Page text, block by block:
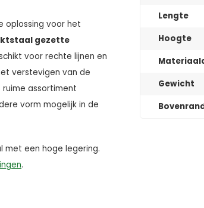
oplossing voor het
gezette
voor rechte lijnen en
verstevigen van de
assortiment
vorm mogelijk in de
met een hoge legering.
.
Lengte
Hoogte
Gewicht